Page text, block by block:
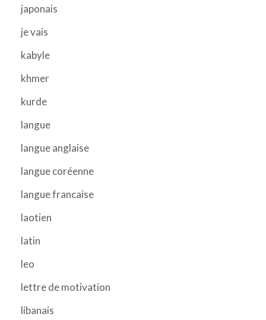
japonais
je vais
kabyle
khmer
kurde
langue
langue anglaise
langue coréenne
langue francaise
laotien
latin
leo
lettre de motivation
libanais